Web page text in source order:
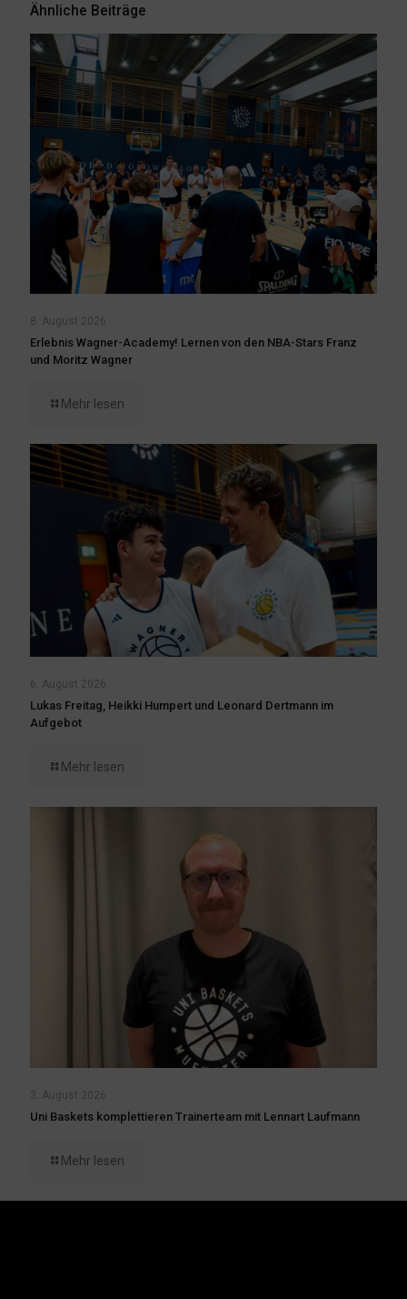
Ähnliche Beiträge
8. August 2026
Erlebnis Wagner-Academy! Lernen von den NBA-Stars Franz
und Moritz Wagner
Mehr lesen
6. August 2026
Lukas Freitag, Heikki Humpert und Leonard Dertmann im
Aufgebot
Mehr lesen
3. August 2026
Uni Baskets komplettieren Trainerteam mit Lennart Laufmann
Mehr lesen